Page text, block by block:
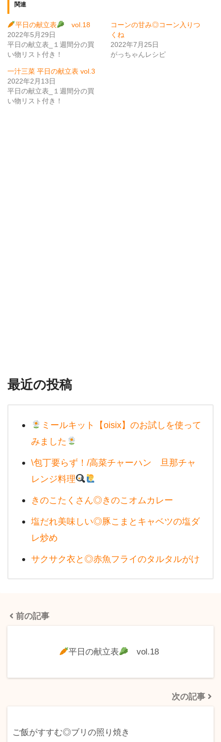
関連
平日の献立表
vol.18
2022年5月29日
平日の献立表_１週間分の買
い物リスト付き！
コーンの甘み◎コーン入りつ
くね
2022年7月25日
がっちゃんレシピ
一汁三菜 平日の献立表 vol.3
2022年2月13日
平日の献立表_１週間分の買
い物リスト付き！
最近の投稿
ミールキット【oisix】のお試しを使って
みました
\包丁要らず！/高菜チャーハン 旦那チャ
レンジ料理
きのこたくさん◎きのこオムカレー
塩だれ美味しい◎豚こまとキャベツの塩ダ
レ炒め
サクサク衣と◎赤魚フライのタルタルがけ
前の記事
平日の献立表 vol.18
次の記事
ご飯がすすむ◎ブリの照り焼き